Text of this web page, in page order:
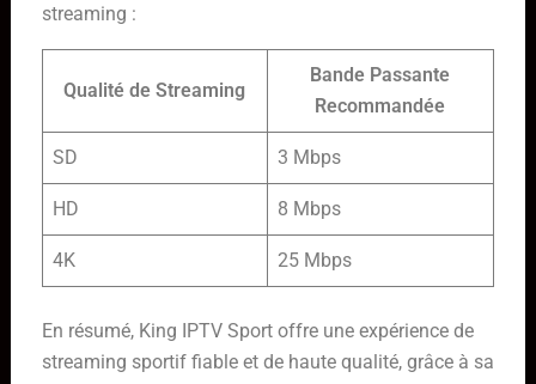
streaming :
Qualité de Streaming
Bande Passante
Recommandée
SD 3 Mbps
HD 8 Mbps
4K 25 Mbps
En résumé, King IPTV Sport offre une expérience de
streaming sportif fiable et de haute qualité, grâce à sa